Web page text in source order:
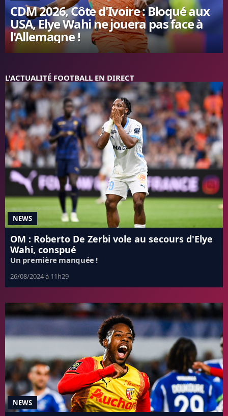
FC BARCELONE
MANCHESTER UNITED
CHELSEA
L'AVIS DE LA RÉDAC'
CDM 2026, Côte d'Ivoire : Bloqué aux
USA, Elye Wahi ne jouera pas face à
l'Allemagne !
L'ACTUALITÉ FOOTBALL EN DIRECT
NEWS
OM : Roberto De Zerbi vole au secours d'Elye
Wahi, conspué
Un première manquée !
26/08/2024 à 11h29
NEWS